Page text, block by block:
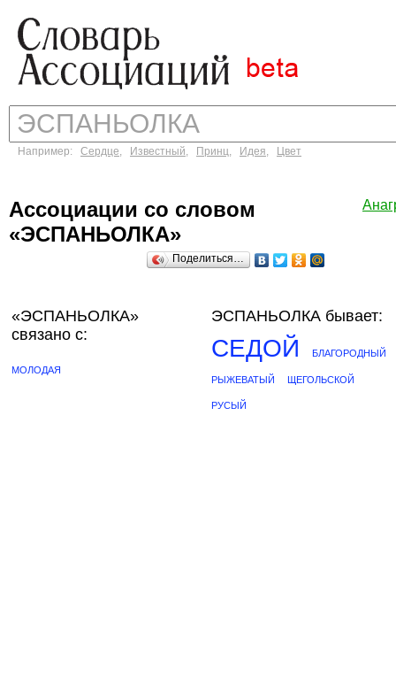
Например: Сердце, Известный, Принц, Идея, Цвет
Ассоциации со словом
«ЭСПАНЬОЛКА»
Поделиться…
«ЭСПАНЬОЛКА»
связано с:
МОЛОДАЯ
ЭСПАНЬОЛКА бывает:
СЕДОЙ БЛАГОРОДНЫЙ
РЫЖЕВАТЫЙ ЩЕГОЛЬСКОЙ
РУСЫЙ